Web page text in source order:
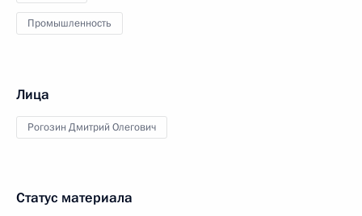
Промышленность
Лица
Рогозин Дмитрий Олегович
Статус материала